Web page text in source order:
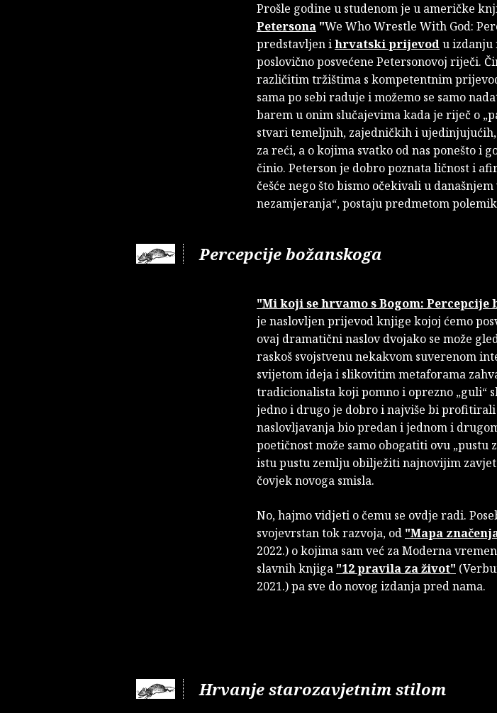
Prošle godine u studenom je u američke
Petersona "We Who Wrestle With God:
predstavljen ihrvatski prijevodu izdanju
poslovično posvećene Petersonovoj riječi.
različitim tržištima s kompetentnim
sama po sebi raduje i možemo se samo
barem u onim slučajevima kada je riječ o
stvari temeljnih, zajedničkih i
za reći, a o kojima svatko od nas ponešto i
činio. Peterson je dobro poznata ličnost i
češće nego što bismo očekivali u
nezamjeranja“, postaju predmetom
Percepcije božanskoga
"Mi koji se hrvamo s Bogom: Percepcije
je naslovljen prijevod knjige kojoj ćemo
ovaj dramatični naslov dvojako se može
raskoš svojstvenu nekakvom suverenom
svijetom ideja i slikovitim metaforama
tradicionalista koji pomno i oprezno „guli“
jedno i drugo je dobro i najviše bi profitirali
naslovljavanja bio predan i jednom i
poetičnost može samo obogatiti ovu „pustu
istu pustu zemlju obilježiti najnovijim
čovjek novoga smisla.
No, hajmo vidjeti o čemu se ovdje radi.
svojevrstan tok razvoja, od "Mapa
2022.) o kojima sam već za Moderna
slavnih knjiga "12 pravila za život"
2021.) pa sve do novog izdanja pred nama.
Hrvanje starozavjetnim stilom